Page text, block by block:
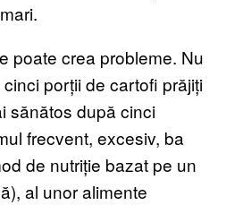
poate crea probleme. Nu
porții de cartofi prăjiți
sănătos după cinci
frecvent, excesiv, ba
de nutriție bazat pe un
al unor alimente